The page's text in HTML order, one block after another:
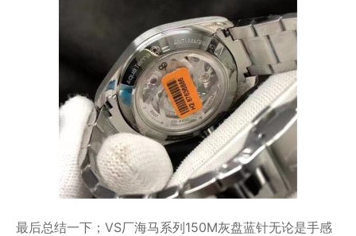
最后总结一下；VS厂海马系列150M灰盘蓝针无论是手感